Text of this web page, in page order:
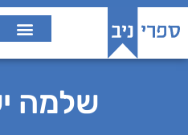
שלמה